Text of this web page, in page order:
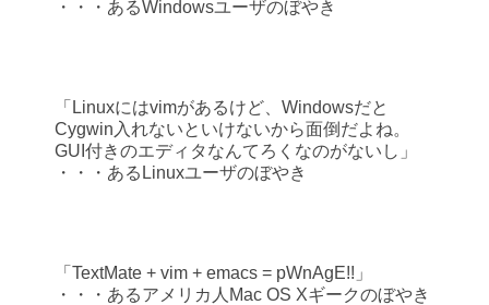
・・・あるWindowsユーザのぼやき
「Linuxにはvimがあるけど、Windowsだと
Cygwin入れないといけないから面倒だよね。
GUI付きのエディタなんてろくなのがないし」
・・・あるLinuxユーザのぼやき
「TextMate + vim + emacs = pWnAgE!!」
・・・あるアメリカ人Mac OS Xギークのぼやき